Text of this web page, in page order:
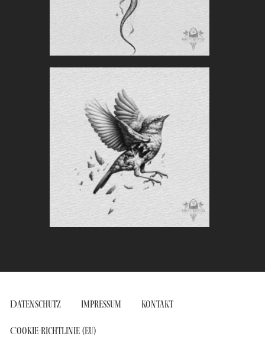
Datenschutz Impressum Kontakt
Cookie-Richtlinie (EU)